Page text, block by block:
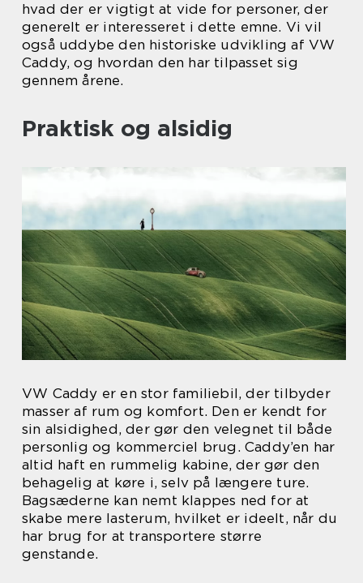
hvad der er vigtigt at vide for personer, der
generelt er interesseret i dette emne. Vi vil
også uddybe den historiske udvikling af VW
Caddy, og hvordan den har tilpasset sig
gennem årene.
Praktisk og alsidig
VW Caddy er en stor familiebil, der tilbyder
masser af rum og komfort. Den er kendt for
sin alsidighed, der gør den velegnet til både
personlig og kommerciel brug. Caddy’en har
altid haft en rummelig kabine, der gør den
behagelig at køre i, selv på længere ture.
Bagsæderne kan nemt klappes ned for at
skabe mere lasterum, hvilket er ideelt, når du
har brug for at transportere større
genstande.